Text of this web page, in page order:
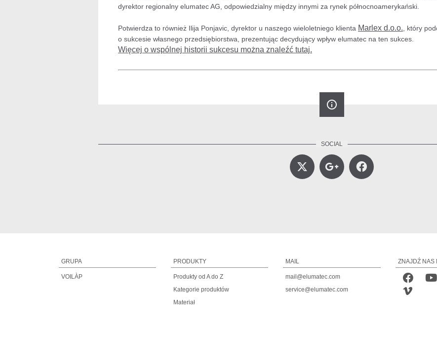
dyrektor regionalny elumatec AG, odpowiedzialny między innymi za rynek północnoamerykański.
Potwierdza to również Ilija Ponjavic, dyrektor u naszego wieloletniego klienta Marlex d.o.o. , który
o sukcesie własnego przedsiębiorstwa, prezentując decydujący wpływ elumatec na ten sukces.
Więcej o wspólnej historii sukcesu można znaleźć tutaj.
info_outline
GRUPA
VOILÀP
PRODUKTY
Produkty od A do Z
Kategorie produktów
Materiał
MAIL
mail@elumatec.com
service@elumatec.com
ZNAJDŹ NAS